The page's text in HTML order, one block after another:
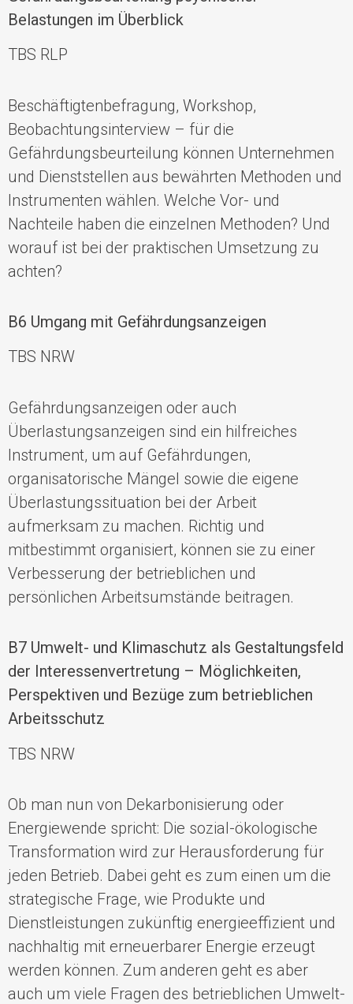
Belastungen im Überblick
TBS RLP
Beschäftigtenbefragung, Workshop,
Beobachtungsinterview – für die
Gefährdungsbeurteilung können Unternehmen
und Dienststellen aus bewährten Methoden und
Instrumenten wählen. Welche Vor- und
Nachteile haben die einzelnen Methoden? Und
worauf ist bei der praktischen Umsetzung zu
achten?
B6 Umgang mit Gefährdungsanzeigen
TBS NRW
Gefährdungsanzeigen oder auch
Überlastungsanzeigen sind ein hilfreiches
Instrument, um auf Gefährdungen,
organisatorische Mängel sowie die eigene
Überlastungssituation bei der Arbeit
aufmerksam zu machen. Richtig und
mitbestimmt organisiert, können sie zu einer
Verbesserung der betrieblichen und
persönlichen Arbeitsumstände beitragen.
B7 Umwelt- und Klimaschutz als Gestaltungsfeld
der Interessenvertretung – Möglichkeiten,
Perspektiven und Bezüge zum betrieblichen
Arbeitsschutz
TBS NRW
Ob man nun von Dekarbonisierung oder
Energiewende spricht: Die sozial-ökologische
Transformation wird zur Herausforderung für
jeden Betrieb. Dabei geht es zum einen um die
strategische Frage, wie Produkte und
Dienstleistungen zukünftig energieeffizient und
nachhaltig mit erneuerbarer Energie erzeugt
werden können. Zum anderen geht es aber
auch um viele Fragen des betrieblichen Umwelt-